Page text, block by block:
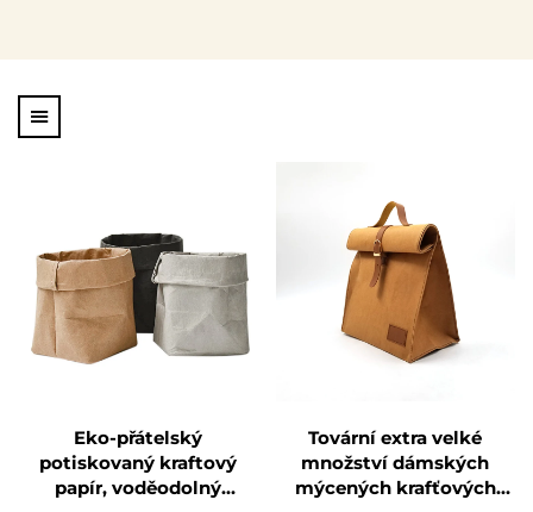
Eko-přátelský
potiskovaný kraftový
papír, voděodolný
Tovární extra velké
množství dámských
mýcených krafťových